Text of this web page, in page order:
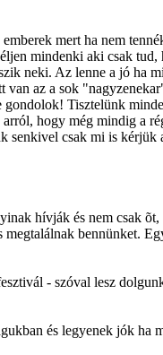
mert ha nem
mindenki aki csak
neki. Az lenne a jó ha
az a sok
gondolok! Tisztelünk
hogy még mindig a
csak mi is kérjük
hívják és nem csak õt,
bennünket.
- szóval lesz
és legyenek jók ha